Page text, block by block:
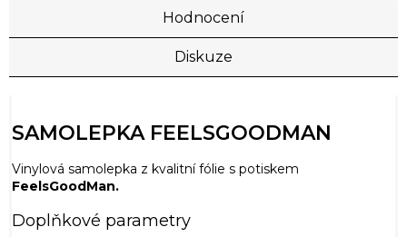
Hodnocení
Diskuze
SAMOLEPKA FEELSGOODMAN
Vinylová samolepka z kvalitní fólie s potiskem
FeelsGoodMan.
Doplňkové parametry